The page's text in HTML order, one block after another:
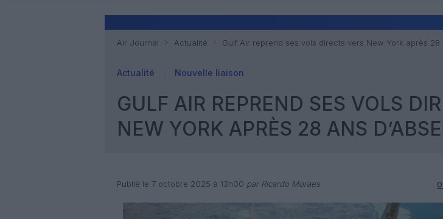
Avis
Air Journal Actualité Gulf Air reprend ses vols directs vers New York après 28
Actualité Nouvelle liaison
GULF AIR REPREND SES VOLS
NEW YORK APRÈS 28 ANS
Publié le 7 octobre 2025 à 13h00 par Ricardo Moraes